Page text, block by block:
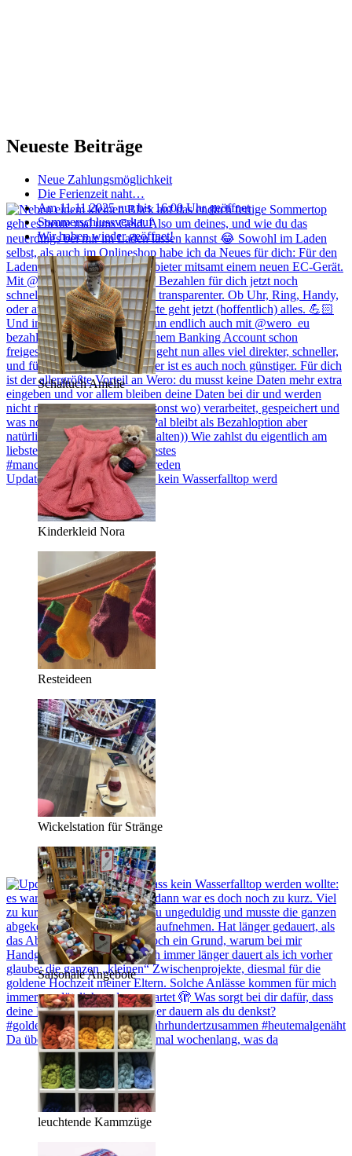
Update zum Sommertop, dass kein Wasserfalltop werd
Da überlegt man tage-, manchmal wochenlang, was da
Neueste Beiträge
Neue Zahlungsmöglichkeit
Die Ferienzeit naht…
Am 11.11.2025 nur bis 16:00 Uhr geöffnet
Sommerschlussverkauf
Wir haben wieder geöffnet!
Schaltuch Amelie
Kinderkleid Nora
Resteideen
Wickelstation für Stränge
Saisonale Angebote
leuchtende Kammzüge